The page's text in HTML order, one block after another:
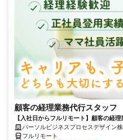
顧客の経理業務代行スタッフ
【入社日からフルリモート】顧客の経理
パーソルビジネスプロセスデザイン
フルリモート